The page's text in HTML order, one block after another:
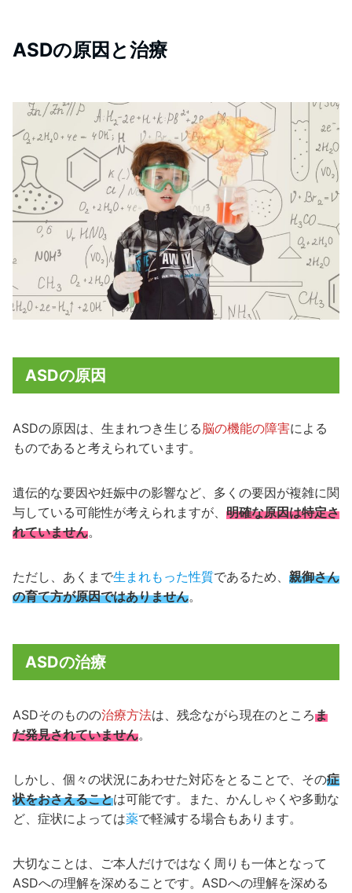
ASDの原因と治療
ASDの原因
ASDの原因は、生まれつき生じる 脳の機能の障害による
ものであると考えられています。
遺伝的な要因や妊娠中の影響など、多くの要因が複雑に関
与している可能性が考えられますが、 明確な原因は特定さ
れていません。
ただし、あくまで生まれもった性質であるため、 親御さん
の育て方が原因ではありません。
ASDの治療
ASDそのものの治療方法は、残念ながら現在のところま
だ発見されていません。
しかし、個々の状況にあわせた対応をとることで、その症
状をおさえることは可能です。また、かんしゃくや多動な
ど、症状によっては薬で軽減する場合もあります。
大切なことは、ご本人だけではなく周りも一体となって
ASDへの理解を深めることです。ASDへの理解を深める